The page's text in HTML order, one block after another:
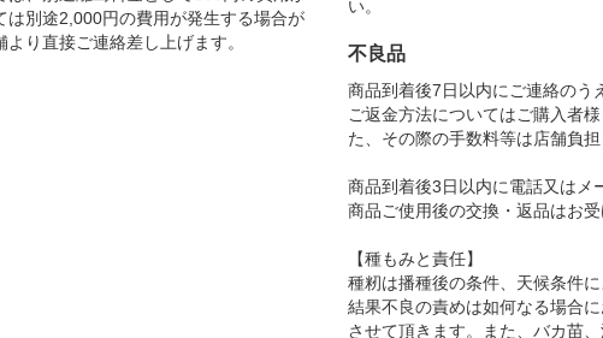
別途2,000円の費用が発生する場合が
り直接ご連絡差し上げます。
い。
不良品
商品到着後7日以内にご連絡のう
ご返金方法についてはご購入者
た、その際の手数料等は店舗負担
商品到着後3日以内に電話又はメ
商品ご使用後の交換・返品はお
【種もみと責任】
種籾は播種後の条件、天候条件
結果不良の責めは如何なる場合
させて頂きます。また、バカ苗